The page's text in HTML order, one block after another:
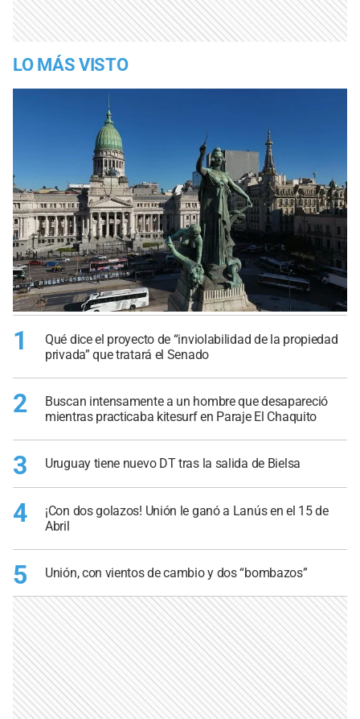
LO MÁS VISTO
1
Qué dice el proyecto de “inviolabilidad de la propiedad
privada” que tratará el Senado
2
Buscan intensamente a un hombre que desapareció
mientras practicaba kitesurf en Paraje El Chaquito
3 Uruguay tiene nuevo DT tras la salida de Bielsa
4
¡Con dos golazos! Unión le ganó a Lanús en el 15 de
Abril
5 Unión, con vientos de cambio y dos “bombazos”